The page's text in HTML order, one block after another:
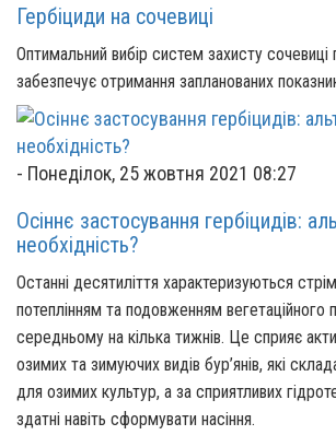
Гербіциди на сочевиці
Оптимальний вибір систем захисту сочевиці
забезпечує отримання запланованих
- Понеділок, 25 жовтня 2021 08:27
Осіннє застосування гербіцидів:
необхідність?
Останні десятиліття характеризуються
потеплінням та подовженням вегетаційного
середньому на кілька тижнів. Це сприяє
озимих та зимуючих видів бур’янів, які
для озимих культур, а за сприятливих
здатні навіть сформувати насіння.